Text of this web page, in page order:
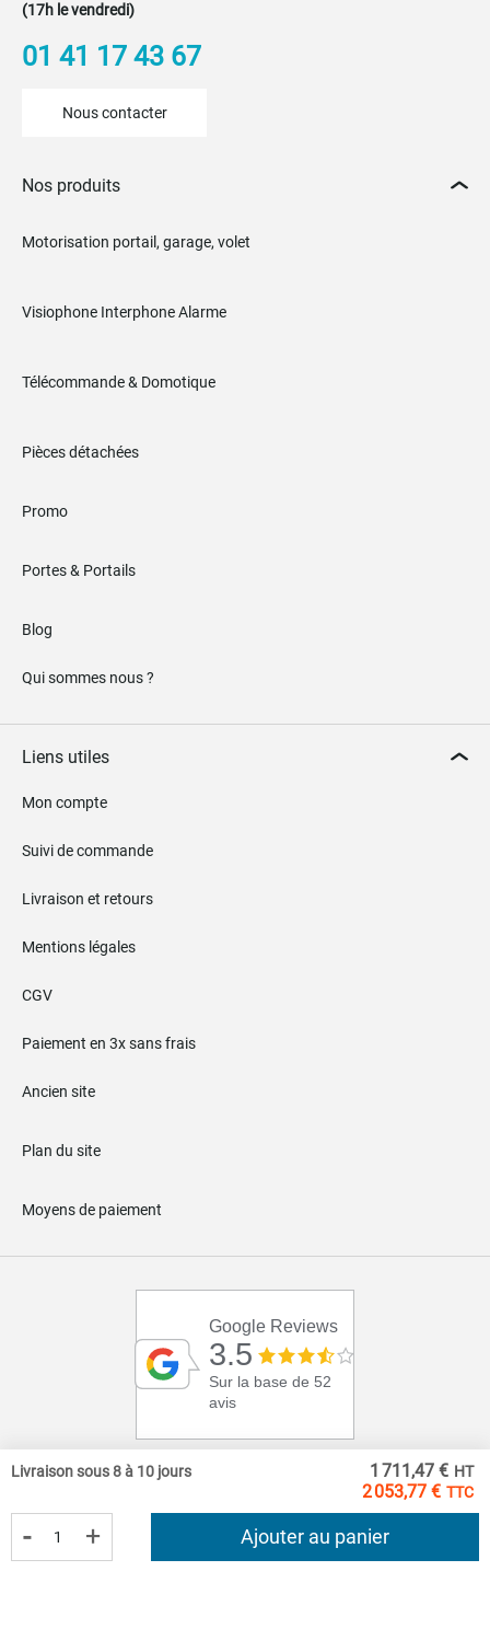
2 053,77 €
1 711,47 €
Livraison sous 8 à 10 jours
- + Ajouter au panier
(17h le vendredi)
01 41 17 43 67
Nous contacter
Nos produits
Motorisation portail, garage, volet
Visiophone Interphone Alarme
Télécommande & Domotique
Pièces détachées
Promo
Portes & Portails
Blog
Qui sommes nous ?
Liens utiles
Mon compte
Suivi de commande
Livraison et retours
Mentions légales
CGV
Paiement en 3x sans frais
Ancien site
Plan du site
Moyens de paiement
Google Reviews
3.5
Sur la base de 52
avis